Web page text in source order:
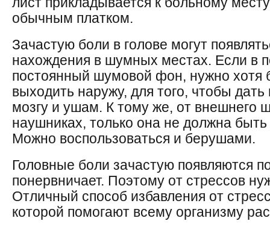
обычным платком.
Зачастую боли в голове могут
нахождения в шумных местах. Если в
постоянный шумовой фон, нужно хотя
выходить наружу, для того, чтобы
мозгу и ушам. К тому же, от внешнего
наушниках, только она не должна
Можно воспользоваться и берушами.
Головные боли зачастую появляются
понервничает. Поэтому от стрессов
Отличный способ избавления от
которой помогают всему организму